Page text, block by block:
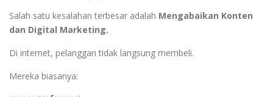
Salah satu kesalahan terbesar adalah Mengabaikan Konten
dan Digital Marketing.
Di internet, pelanggan tidak langsung membeli.
Mereka biasanya: